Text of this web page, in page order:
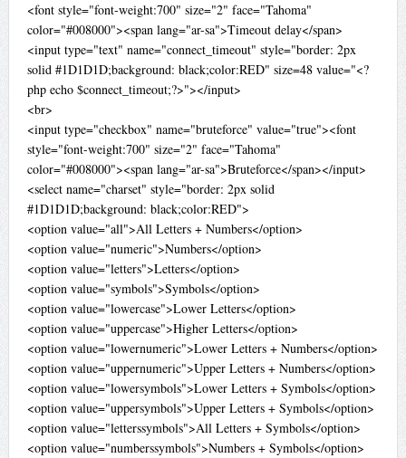
<font style="font-weight:700" size="2" face="Tahoma"
color="#008000"><span lang="ar-sa">Timeout delay</span>
<input type="text" name="connect_timeout" style="border: 2px
solid #1D1D1D;background: black;color:RED" size=48 value="<?
php echo $connect_timeout;?>"></input>
<br>
<input type="checkbox" name="bruteforce" value="true"><font
style="font-weight:700" size="2" face="Tahoma"
color="#008000"><span lang="ar-sa">Bruteforce</span></input>
<select name="charset" style="border: 2px solid
#1D1D1D;background: black;color:RED">
<option value="all">All Letters + Numbers</option>
<option value="numeric">Numbers</option>
<option value="letters">Letters</option>
<option value="symbols">Symbols</option>
<option value="lowercase">Lower Letters</option>
<option value="uppercase">Higher Letters</option>
<option value="lowernumeric">Lower Letters + Numbers</option>
<option value="uppernumeric">Upper Letters + Numbers</option>
<option value="lowersymbols">Lower Letters + Symbols</option>
<option value="uppersymbols">Upper Letters + Symbols</option>
<option value="letterssymbols">All Letters + Symbols</option>
<option value="numberssymbols">Numbers + Symbols</option>